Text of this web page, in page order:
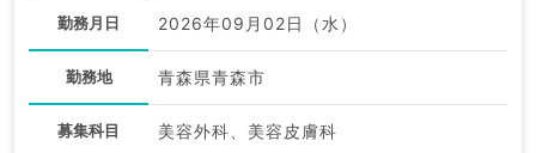
勤務月日 2026年09月02日（水）
勤務地 青森県青森市
募集科目 美容外科、美容皮膚科